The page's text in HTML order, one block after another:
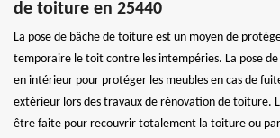
de toiture en 25440
La pose de bâche de toiture est un moyen de
temporaire le toit contre les intempéries. La pose
en intérieur pour protéger les meubles en cas de
extérieur lors des travaux de rénovation de toiture.
être faite pour recouvrir totalement la toiture ou